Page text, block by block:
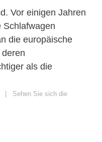
Vor einigen Jahren
Schlafwagen
die europäische
als die
Sehen Sie sich die